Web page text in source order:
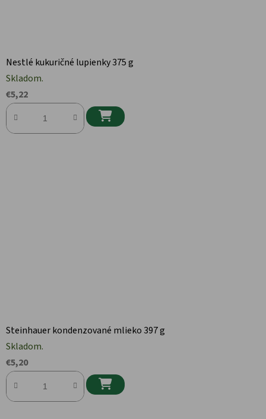
Nestlé kukuričné lupienky 375 g
Skladom.
€5,22

Steinhauer kondenzované mlieko 397 g
Skladom.
€5,20
